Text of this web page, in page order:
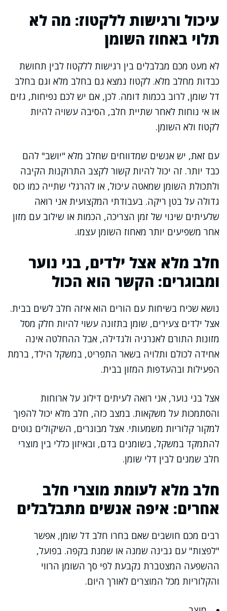
עיכול ורגישות ללקטוז: מה לא
תלוי באחוז השומן
לא מעט מכם מבלבלים בין רגישות ללקטוז לבין תחושת
כבדות מחלב מלא. לקטוז נמצא גם בחלב מלא וגם בחלב
דל שומן, לרוב בכמות דומה. לכן, אם יש לכם נפיחות, גזים
או אי נוחות לאחר שתיית חלב, הסיבה עשויה להיות
לקטוז ולא השומן.
עם זאת, יש אנשים שמדווחים שחלב מלא "יושב" להם
כבד יותר. זה יכול להיות קשור לקצב התרוקנות הקיבה
ולתכולת השומן שמאטה עיכול, או להרגלי שתייה כמו כוס
גדולה על בטן ריקה. בעבודתי המקצועית אני רואה
שלעיתים שינוי של זמן הצריכה, הכמות או שילוב עם מזון
אחר משפיעים יותר מאחוז השומן עצמו.
חלב מלא אצל ילדים, בני נוער
ומבוגרים: הקשר הוא הכול
נושא שכיח בשיחות עם הורים הוא איזה חלב לשים בבית.
אצל ילדים צעירים, שומן בתזונה עשוי להיות חלק מסל
מזונות התורם לאנרגיה ולגדילה, אבל ההחלטה אינה
אחידה לכולם ותלויה בשאר התפריט, במשקל הילד, ברמת
הפעילות ובהעדפות המזון בבית.
אצל בני נוער, אני רואה לעיתים דילוג על ארוחות
והסתמכות על משקאות. במצב כזה, חלב מלא יכול להפוך
למקור קלוריות משמעותי. אצל מבוגרים, השיקולים נוטים
להתמקד במשקל, בשומנים בדם, ובאיזון כללי בין מוצרי
חלב שמנים לבין דלי שומן.
חלב מלא לעומת מוצרי חלב
אחרים: איפה אנשים מתבלבלים
רבים מכם חושבים שאם בחרו חלב דל שומן, אפשר
"לפצות" עם גבינה שמנה או שמנת בקפה. בפועל,
ההשפעה המצטברת נקבעת לפי סך השומן הרווי
והקלוריות מכל המוצרים לאורך היום.